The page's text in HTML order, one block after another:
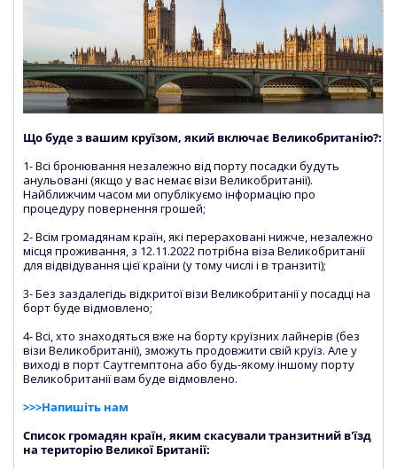
Що буде з вашим круїзом, який включає Великобританію?:
1- Всі бронювання незалежно від порту посадки будуть
анульовані (якщо у вас немає візи Великобританії).
Найближчим часом ми опублікуємо інформацію про
процедуру повернення грошей;
2- Всім громадянам країн, які перераховані нижче, незалежно
місця проживання, з 12.11.2022 потрібна віза Великобританії
для відвідування цієї країни (у тому числі і в транзиті);
3- Без заздалегідь відкритої візи Великобританії у посадці на
борт буде відмовлено;
4- Всі, хто знаходяться вже на борту круїзних лайнерів (без
візи Великобританії), зможуть продовжити свій круїз. Але у
виході в порт Саутгемптона або будь-якому іншому порту
Великобританії вам буде відмовлено.
>>>Напишіть нам
Список громадян країн, яким скасували транзитний в'їзд
на територію Великої Британії: